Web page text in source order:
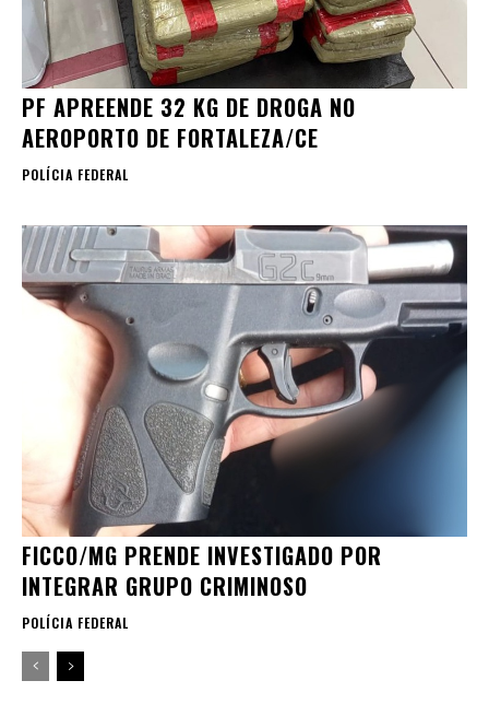
PF APREENDE 32 KG DE DROGA NO
AEROPORTO DE FORTALEZA/CE
POLÍCIA FEDERAL
FICCO/MG PRENDE INVESTIGADO POR
INTEGRAR GRUPO CRIMINOSO
POLÍCIA FEDERAL